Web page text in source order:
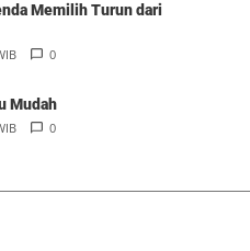
Memilih Turun dari
0
Mudah
0